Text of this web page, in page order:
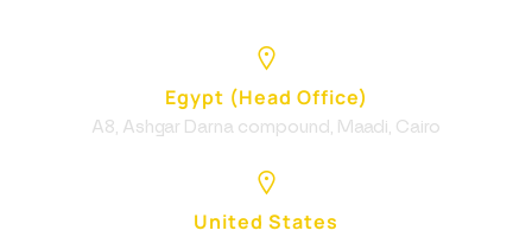
Egypt (Head Office)
A8, Ashgar Darna compound, Maadi, Cairo
United States